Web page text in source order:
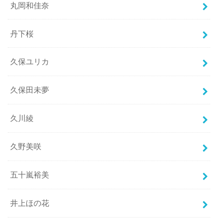
丸岡和佳奈
丹下桜
久保ユリカ
久保田未夢
久川綾
久野美咲
五十嵐裕美
井上ほの花